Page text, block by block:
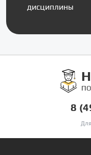
дисциплины
8